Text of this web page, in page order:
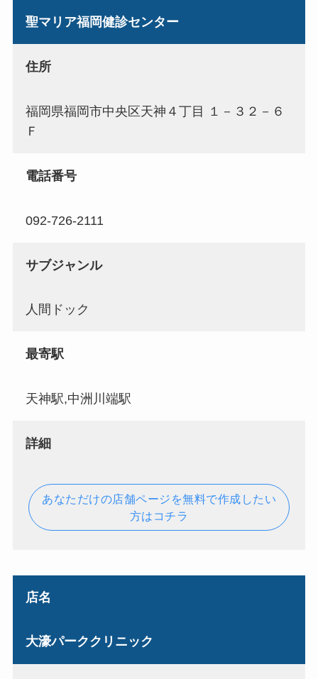
聖マリア福岡健診センター
住所
福岡県福岡市中央区天神４丁目 １－３２－６
Ｆ
電話番号
092-726-2111
サブジャンル
人間ドック
最寄駅
天神駅,中洲川端駅
詳細
あなただけの店舗ページを無料で作成したい
方はコチラ
店名
大濠パーククリニック